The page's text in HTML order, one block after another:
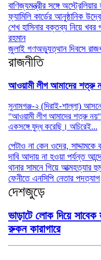
বাণিজ্যমন্ত্রীর সঙ্গে
ফ্যামিলি কার্ডের আনুষ্ঠানিক
শেখ হাসিনার বক্তব্য নিয়ে
রহমান
জুলাই গণঅভ্যুত্থান দিবসে
রাজনীতি
আওয়ামী লীগ আমাদের শত্রু
সুনামগঞ্জ-২ (দিরাই-শাল্লা)
"আওয়ামী লীগ আমাদের শত্রু নয়"
একসঙ্গে যুদ্ধ করেছি। অচিরেই...
পেটাও না কেন ওদের, সাদ্দামকে
দাবি আদায় না হওয়া পর্যন্ত
থানার সামনে গিয়ে আত্মহত্যার
ফেনীতে এনসিপি নেতার পদত্যাগ
দেশজুড়ে
ভাড়াটে লোক দিয়ে সাবেক
রুকন কারাগারে